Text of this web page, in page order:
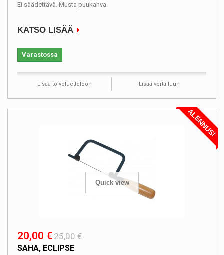
Ei säädettävä. Musta puukahva.
KATSO LISÄÄ
Varastossa
Lisää toiveluetteloon Lisää vertailuun
Quick view
ALENNUS!
20,00 €25,00 €
SAHA, ECLIPSE